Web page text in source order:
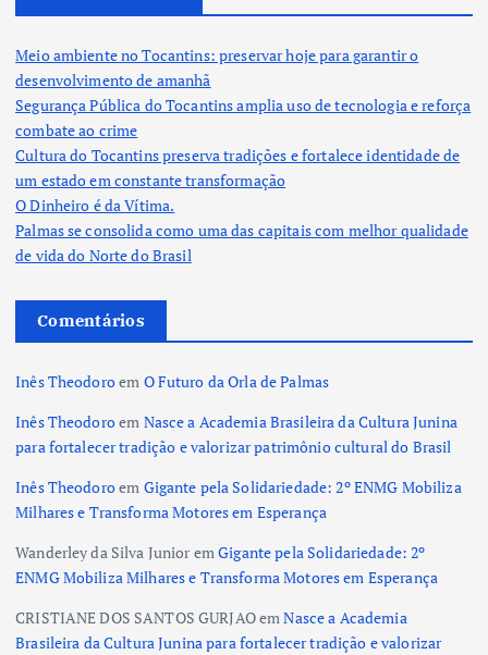
n
ç
ã
o
e
p
o
s
t
s
Meio ambiente no Tocantins: preservar hoje para garantir o
desenvolvimento de amanhã
Segurança Pública do Tocantins amplia uso de tecnologia e reforça
combate ao crime
Cultura do Tocantins preserva tradições e fortalece identidade de
um estado em constante transformação
O Dinheiro é da Vítima.
Palmas se consolida como uma das capitais com melhor qualidade
de vida do Norte do Brasil
Comentários
Inês Theodoroem O Futuro da Orla de Palmas
Inês Theodoroem Nasce a Academia Brasileira da Cultura Junina
para fortalecer tradição e valorizar patrimônio cultural do Brasil
Inês Theodoroem Gigante pela Solidariedade: 2º ENMG Mobiliza
Milhares e Transforma Motores em Esperança
Wanderley da Silva JunioremGigante pela Solidariedade: 2º
ENMG Mobiliza Milhares e Transforma Motores em Esperança
CRISTIANE DOS SANTOS GURJAOemNasce a Academia
Brasileira da Cultura Junina para fortalecer tradição e valorizar